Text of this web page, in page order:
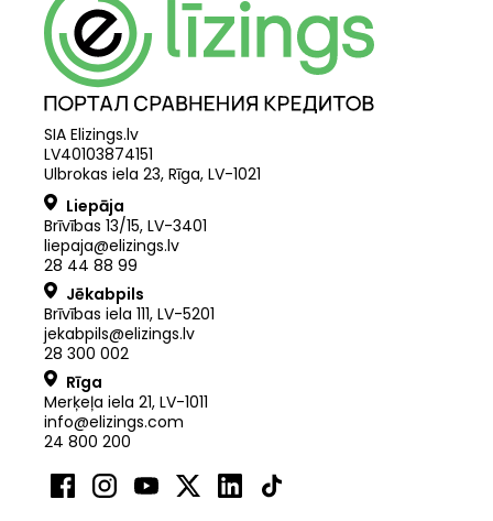
SIA Elizings.lv
LV40103874151
Ulbrokas iela 23, Rīga, LV-1021
Liepāja
Brīvības 13/15, LV-3401
liepaja@elizings.lv
28 44 88 99
Jēkabpils
Brīvības iela 111, LV-5201
jekabpils@elizings.lv
28 300 002
Rīga
Merķeļa iela 21, LV-1011
info@elizings.com
24 800 200